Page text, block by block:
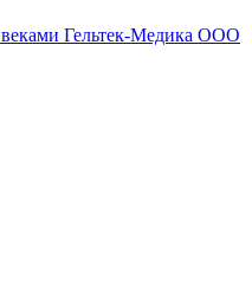
веками Гельтек-Медика ООО